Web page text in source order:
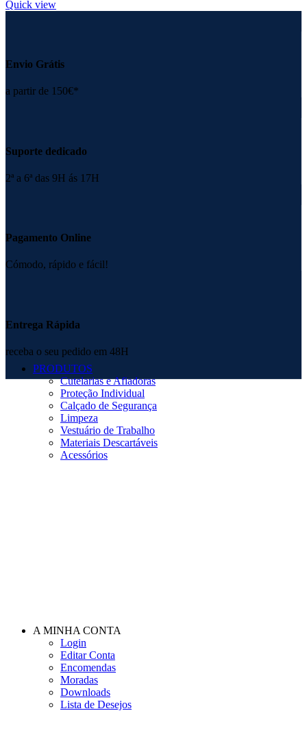
Quick view
Envio Grátis
a partir de 150€*
Suporte dedicado
2ª a 6ª das 9H ás 17H
Pagamento Online
Cómodo, rápido e fácil!
Entrega Rápida
receba o seu pedido em 48H
PRODUTOS
Cutelarias e Afiadoras
Proteção Individual
Calçado de Segurança
Limpeza
Vestuário de Trabalho
Materiais Descartáveis
Acessórios
A MINHA CONTA
Login
Editar Conta
Encomendas
Moradas
Downloads
Lista de Desejos